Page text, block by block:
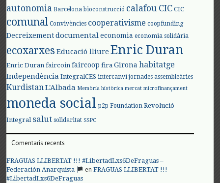
autonomia Barcelona bioconstrucció calafouCIC CIC
comunal Convivències cooperativisme coopfunding
Decreixement documental economia economia solidària
ecoxarxes Educació lliure Enric Duran
Enric Duran faircoin faircoop fira Girona habitatge
Independència IntegralCES intercanvi jornades assembleàries
KurdistanL'Albada Memòria històrica mercat microfinançament
moneda social p2p Foundation Revolució
Integral salut solidaritat SSPC
Comentaris recents
FRAGUAS LLIBERTAT !!! #LibertadLxs6DeFraguas –
Federación Anarquista
enFRAGUAS LLIBERTAT !!!
#LibertadLxs6DeFraguas